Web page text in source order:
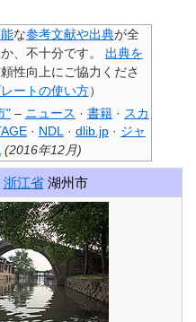
な参考文献や出典が全
、不十分です。
出典を
性向上にご協力くださ
ートの使い方）
" – ニュース · 書籍 · スカ
· NDL · dlib.jp · ジャ
(2016年12月)
浙江省 湖州市